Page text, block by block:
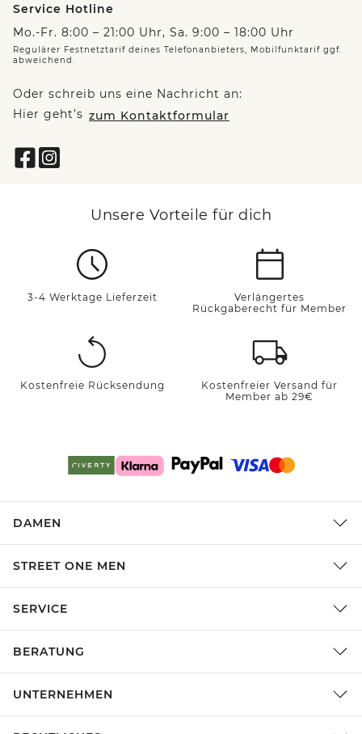
Service Hotline
Mo.-Fr. 8:00 – 21:00 Uhr, Sa. 9:00 – 18:00 Uhr
Regulärer Festnetztarif deines Telefonanbieters, Mobilfunktarif ggf.
abweichend.
Oder schreib uns eine Nachricht an:
Hier geht’s zum Kontaktformular
Unsere Vorteile für dich
3-4 Werktage Lieferzeit
Verlängertes
Rückgaberecht für Member
Kostenfreie Rücksendung
Kostenfreier Versand für
Member ab 29€
DAMEN
STREET ONE MEN
SERVICE
BERATUNG
UNTERNEHMEN